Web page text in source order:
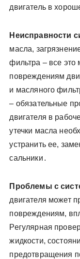
двигатель в
Неисправности
масла,
фильтра – все это
повреждениям
и масляного
– обязательные
двигателя в
утечки масла
устранить ее,
сальники․
Проблемы с
двигателя может
повреждениям,
Регулярная
жидкости,
предотвращения